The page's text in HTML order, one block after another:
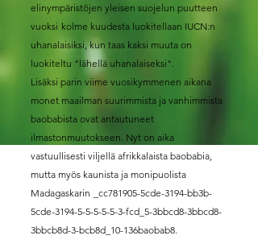
elinympäristöjen yleisen suojelun puutteen
vuoksi kolme kuudesta luokitellaan IUCN:n
uhanalaisiksi, kun taas kaksi muuta on
luokiteltu "lähellä uhanalaiseksi".
Lisäksi parin viime vuosikymmenen aikana
monet maailman suurimmista ja vanhimmista
baobabista ovat antautuneet
ilmastonmuutokseen. Nyt on aika
vastuullisesti viljellä afrikkalaista baobabia,
mutta myös kaunista ja monipuolista
Madagaskarin
_cc781905-5cde-3194-bb3b-
5cde-3194-5-5-5-5-5-3-fcd_5-3bbcd8-3bbcd8-
3bbcb8d-3-bcb8d_10-136baobab8.